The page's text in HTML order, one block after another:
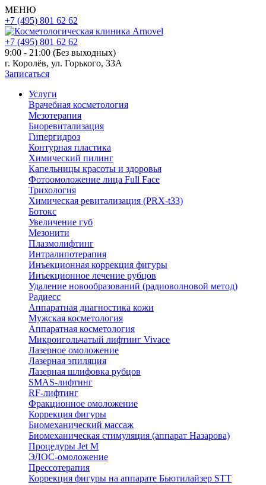
МЕНЮ
+7 (495) 801 62 62
+7 (495) 801 62 62
9:00 - 21:00 (Без выходных)
г. Королёв, ул. Горького, 33А
Записаться
Услуги
Врачебная косметология
Мезотерапия
Биоревитализация
Гипергидроз
Контурная пластика
Химический пилинг
Капельницы красоты и здоровья
Фотоомоложение лица Full Face
Трихология
Химическая ревитализация (PRX-t33)
Ботокс
Увеличение губ
Мезонити
Плазмолифтинг
Интралипотерапия
Инъекционная коррекция фигуры
Инъекционное лечение рубцов
Удаление новообразований (радиоволновой метод)
Радиесс
Аппаратная диагностика кожи
Мужская косметология
Аппаратная косметология
Микроигольчатый лифтинг Vivace
Лазерное омоложение
Лазерная эпиляция
Лазерная шлифовка рубцов
SMAS-лифтинг
RF-лифтинг
Фракционное омоложение
Коррекция фигуры
Биомеханический массаж
Биомеханическая стимуляция (аппарат Назарова)
Процедуры Jet M
ЭЛОС-омоложение
Прессотерапия
Коррекция фигуры на аппарате Бьютилайзер STT